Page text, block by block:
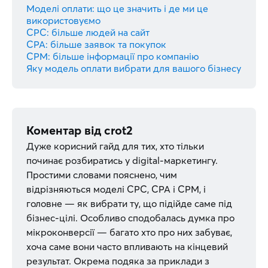
Моделі оплати: що це значить і де ми це
використовуємо
CPC: більше людей на сайт
CPA: більше заявок та покупок
CPM: більше інформації про компанію
Яку модель оплати вибрати для вашого бізнесу
Коментар від crot2
Дуже корисний гайд для тих, хто тільки
починає розбиратись у digital-маркетингу.
Простими словами пояснено, чим
відрізняються моделі CPC, CPA і CPM, і
головне — як вибрати ту, що підійде саме під
бізнес-цілі. Особливо сподобалась думка про
мікроконверсії — багато хто про них забуває,
хоча саме вони часто впливають на кінцевий
результат. Окрема подяка за приклади з